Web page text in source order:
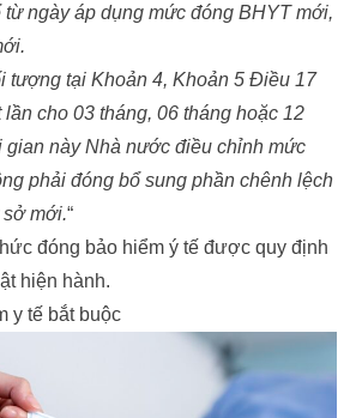
ngày áp dụng mức đóng BHYT mới,
tượng tại Khoản 4, Khoản 5 Điều 17
cho 03 tháng, 06 tháng hoặc 12
gian này Nhà nước điều chỉnh mức
phải đóng bổ sung phần chênh lệch
mới.“
đóng bảo hiểm ý tế được quy định
hiện hành.
y tế bắt buộc